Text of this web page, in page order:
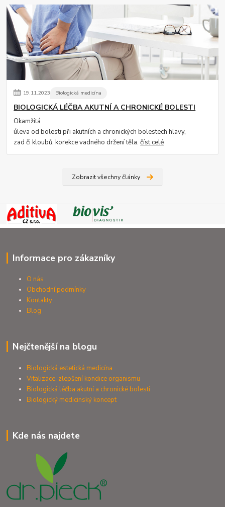
19.11.2023 Biologická medicína
BIOLOGICKÁ LÉČBA AKUTNÍ A CHRONICKÉ BOLESTI
Okamžitá
úleva od bolesti při akutních a chronických bolestech hlavy,
zad či kloubů, korekce vadného držení těla.číst celé
Zobrazit všechny články
Informace pro zákazníky
O nás
Obchodní podmínky
Kontakty
Blog
Nejčtenější na blogu
Biologická estetická medicína
Vitalizace, zlepšení kondice organismu
Biologická léčba akutní a chronické bolesti
Biologický medicinský koncept
Kde nás najdete